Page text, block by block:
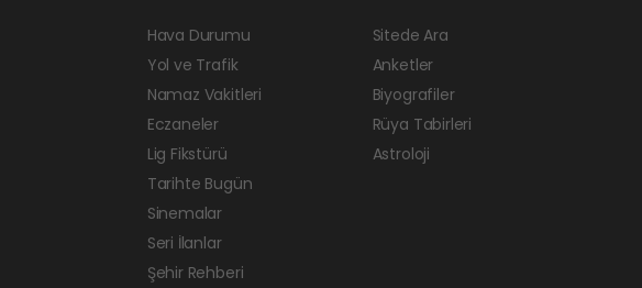
Hava Durumu
Yol ve Trafik
Namaz Vakitleri
Eczaneler
Lig Fikstürü
Tarihte Bugün
Sinemalar
Seri İlanlar
Şehir Rehberi
Sitede Ara
Anketler
Biyografiler
Rüya Tabirleri
Astroloji